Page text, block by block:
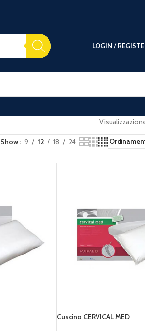
LOGIN /
Show 9 12 18 24
Cuscino CERVICAL MED